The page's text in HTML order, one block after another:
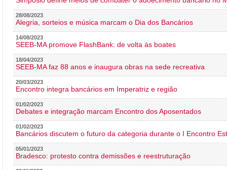
28/08/2023
Alegria, sorteios e música marcam o Dia dos Bancários
14/08/2023
SEEB-MA promove FlashBank: de volta às boates
18/04/2023
SEEB-MA faz 88 anos e inaugura obras na sede recreativa
20/03/2023
Encontro integra bancários em Imperatriz e região
01/02/2023
Debates e integração marcam Encontro dos Aposentados
01/02/2023
Bancários discutem o futuro da categoria durante o I Encontro
05/01/2023
Bradesco: protesto contra demissões e reestruturação